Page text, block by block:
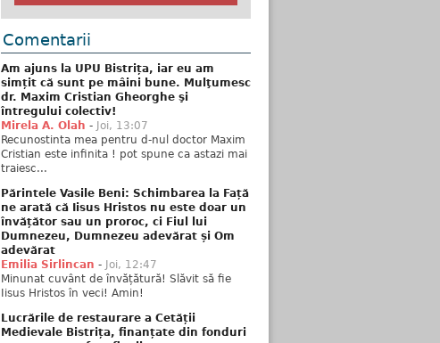
Comentarii
Am ajuns la UPU Bistrița, iar eu am
simțit că sunt pe mâini bune. Mulţumesc
dr. Maxim Cristian Gheorghe şi
întregului colectiv!
Mirela A. Olah - Joi, 13:07
Recunostinta mea pentru d-nul doctor Maxim
Cristian este infinita ! pot spune ca astazi mai
traiesc...
Părintele Vasile Beni: Schimbarea la Față
ne arată că Iisus Hristos nu este doar un
învățător sau un proroc, ci Fiul lui
Dumnezeu, Dumnezeu adevărat și Om
adevărat
Emilia Sirlincan - Joi, 12:47
Minunat cuvânt de învățătură! Slăvit să fie
Iisus Hristos în veci! Amin!
Lucrările de restaurare a Cetății
Medievale Bistrița, finanțate din fonduri